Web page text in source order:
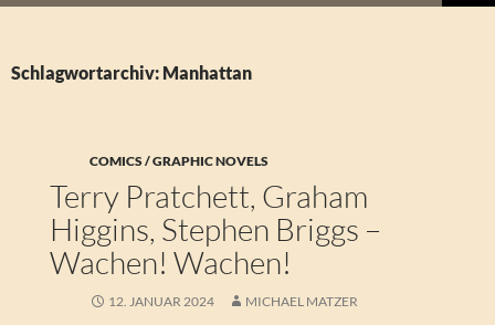
Schlagwortarchiv: Manhattan
COMICS / GRAPHIC NOVELS
Terry Pratchett, Graham
Higgins, Stephen Briggs –
Wachen! Wachen!
12. JANUAR 2024 MICHAEL MATZER